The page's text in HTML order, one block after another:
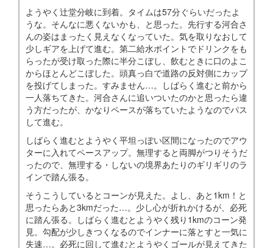
ようやく辻堂分岐に到着。タイムは57分ぐらいだったよ
うな。そんなに悪くないかも、と思った。先行する河合さ
んの姿はまったく見えなくなっていた。気を取りなおして
少しギアを上げて進む。第二給水ポイントでドリンクをも
らったが受け取った際に半分こぼし、飲むときに口のよこ
からほとんどこぼした。頭真っ白で道路の反対側にカップ
を投げてしまった。すみません…。しばらく進むと前から
一人落ちてきた。河合さんに追いついたのかと思ったら違
う方だったが、かなりペースが落ちていたようなのでパス
して進む。
しばらく進むとようやく平坦っぽい区間になったのでアウ
ターに入れてペースアップ。無理すると両脚がつりそうだ
ったので、無理する・しないの境界あたりのギリギリのラ
インで踏ん張る。
そうこうしているとコーンが見えた。よし、あと1km！と
思ったらあと3kmだった…。少し心が折れかけるが、必死
に踏ん張る。しばらく進むとようやく残り1kmのコーン発
見。勾配が少しきつくなるのでインナーに落とすと一気に
失速…。必死に回して進むとようやくゴールが見えてきた